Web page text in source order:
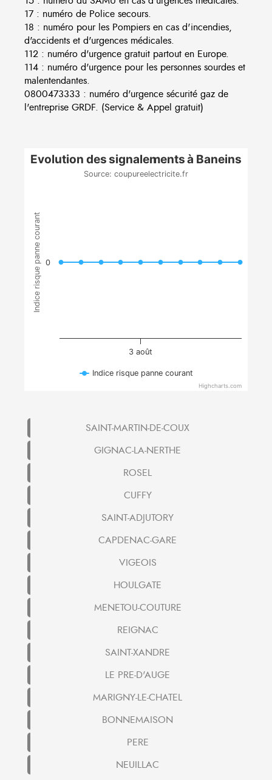
17 : numéro de Police secours.
18 : numéro pour les Pompiers en cas d'incendies,
d'accidents et d'urgences médicales.
112 : numéro d'urgence gratuit partout en Europe.
114 : numéro d'urgence pour les personnes sourdes et
malentendantes.
0800473333 : numéro d'urgence sécurité gaz de
l'entreprise GRDF. (Service & Appel gratuit)
Indice risque panne courant
Evolution des signalements à Baneins
Source: coupureelectricite.fr
3 août
0
Indice risque panne courant
Highcharts.com
SAINT-MARTIN-DE-COUX
GIGNAC-LA-NERTHE
ROSEL
CUFFY
SAINT-ADJUTORY
CAPDENAC-GARE
VIGEOIS
HOULGATE
MENETOU-COUTURE
REIGNAC
SAINT-XANDRE
LE PRE-D'AUGE
MARIGNY-LE-CHATEL
BONNEMAISON
PERE
NEUILLAC